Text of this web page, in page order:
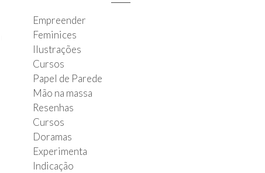
Empreender
Feminices
Ilustrações
Cursos
Papel de Parede
Mão na massa
Resenhas
Cursos
Doramas
Experimenta
Indicação